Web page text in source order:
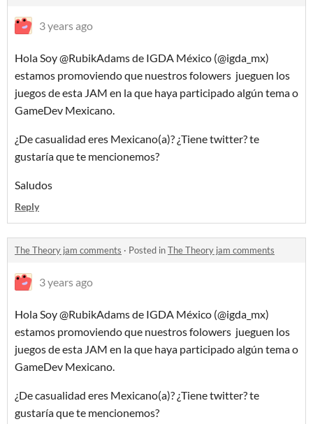
3 years ago
Hola Soy @RubikAdams de IGDA México (@igda_mx)
estamos promoviendo que nuestros folowers jueguen los
juegos de esta JAM en la que haya participado algún tema o
GameDev Mexicano.
¿De casualidad eres Mexicano(a)? ¿Tiene twitter? te
gustaría que te mencionemos?
Saludos
Reply
The Theory jam comments · Posted inThe Theory jam comments
3 years ago
Hola Soy @RubikAdams de IGDA México (@igda_mx)
estamos promoviendo que nuestros folowers jueguen los
juegos de esta JAM en la que haya participado algún tema o
GameDev Mexicano.
¿De casualidad eres Mexicano(a)? ¿Tiene twitter? te
gustaría que te mencionemos?